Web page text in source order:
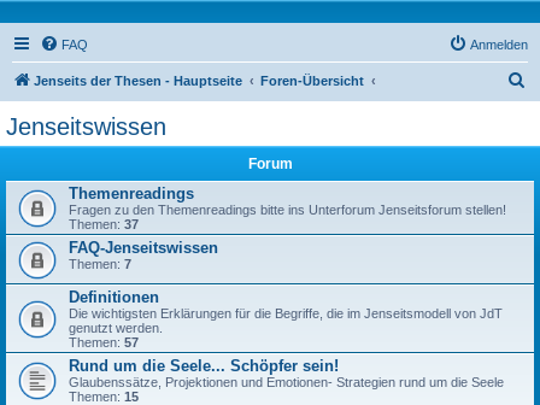
FAQ Anmelden
Jenseits der Thesen - Hauptseite Foren-Übersicht
Jenseitswissen
Forum
Themenreadings
Fragen zu den Themenreadings bitte ins Unterforum Jenseitsforum stellen!
Themen: 37
FAQ-Jenseitswissen
Themen: 7
Definitionen
Die wichtigsten Erklärungen für die Begriffe, die im Jenseitsmodell von JdT
genutzt werden.
Themen: 57
Rund um die Seele... Schöpfer sein!
Glaubenssätze, Projektionen und Emotionen- Strategien rund um die Seele
Themen: 15